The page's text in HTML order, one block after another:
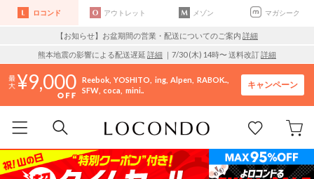
ロコンド アウトレット メゾン マガシーク
【お知らせ】お盆期間の営業・配送についてのご案内 詳細
熊本地震の影響による配送遅延 詳細 ｜7/30 (木) 14時〜 送料改訂詳細
9,000 Reebok YOSHITO ing Alpen
RABOK..
SFW coca mini..
キャンペーン